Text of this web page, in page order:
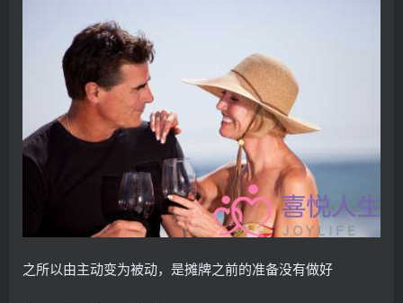
之所以由主动变为被动，是摊牌之前的准备没有做好